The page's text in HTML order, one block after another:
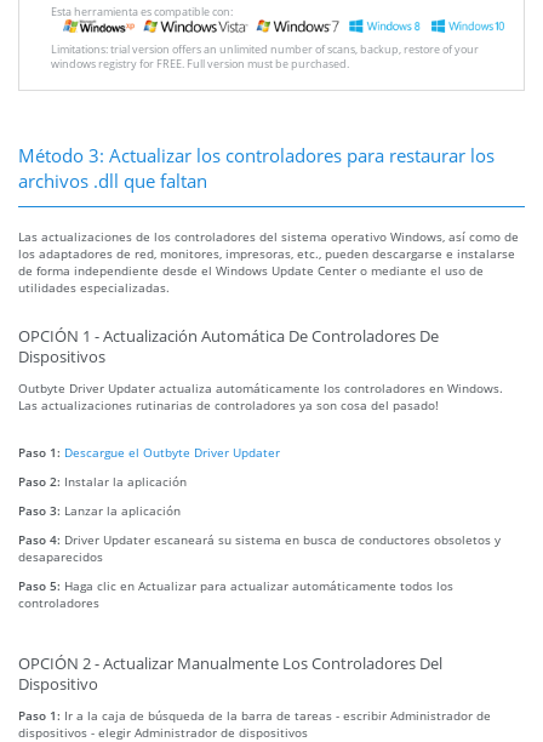
Esta herramienta es compatible con:
Limitations: trial version offers an unlimited number of scans, backup, restore of your
windows registry for FREE. Full version must be purchased.
Método 3: Actualizar los controladores para restaurar los
archivos .dll que faltan
Las actualizaciones de los controladores del sistema operativo Windows, así como de
los adaptadores de red, monitores, impresoras, etc., pueden descargarse e instalarse
de forma independiente desde el Windows Update Center o mediante el uso de
utilidades especializadas.
OPCIÓN 1 - Actualización Automática De Controladores De
Dispositivos
Outbyte Driver Updater actualiza automáticamente los controladores en Windows.
Las actualizaciones rutinarias de controladores ya son cosa del pasado!
Paso 1: Descargue el Outbyte Driver Updater
Paso 2: Instalar la aplicación
Paso 3: Lanzar la aplicación
Paso 4: Driver Updater escaneará su sistema en busca de conductores obsoletos y
desaparecidos
Paso 5: Haga clic en Actualizar para actualizar automáticamente todos los
controladores
OPCIÓN 2 - Actualizar Manualmente Los Controladores Del
Dispositivo
Paso 1: Ir a la caja de búsqueda de la barra de tareas - escribir Administrador de
dispositivos - elegir Administrador de dispositivos